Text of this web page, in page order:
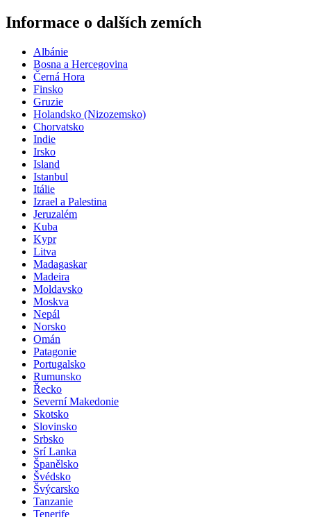
Informace o dalších zemích
Albánie
Bosna a Hercegovina
Černá Hora
Finsko
Gruzie
Holandsko (Nizozemsko)
Chorvatsko
Indie
Irsko
Island
Istanbul
Itálie
Izrael a Palestina
Jeruzalém
Kuba
Kypr
Litva
Madagaskar
Madeira
Moldavsko
Moskva
Nepál
Norsko
Omán
Patagonie
Portugalsko
Rumunsko
Řecko
Severní Makedonie
Skotsko
Slovinsko
Srbsko
Srí Lanka
Španělsko
Švédsko
Švýcarsko
Tanzanie
Tenerife